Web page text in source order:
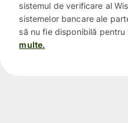
sistemul de verificare al
sistemelor bancare ale
să nu fie disponibilă
multe.